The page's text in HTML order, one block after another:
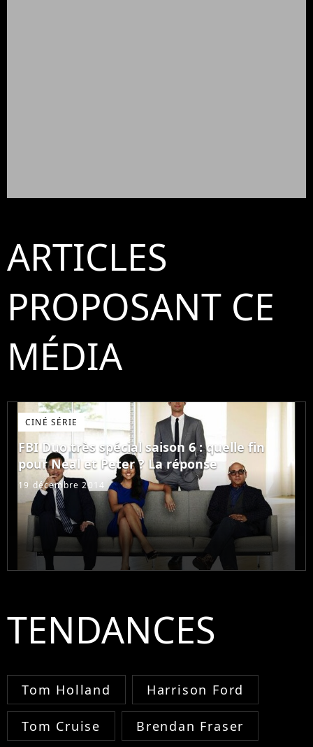
ARTICLES
PROPOSANT CE
MÉDIA
CINÉ SÉRIE
FBI Duo très spécial saison 6 : quelle fin
pour Neal et Peter ? La réponse
19 décembre 2014
TENDANCES
Tom Holland Harrison Ford
Tom Cruise Brendan Fraser